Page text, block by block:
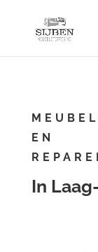
EN
In